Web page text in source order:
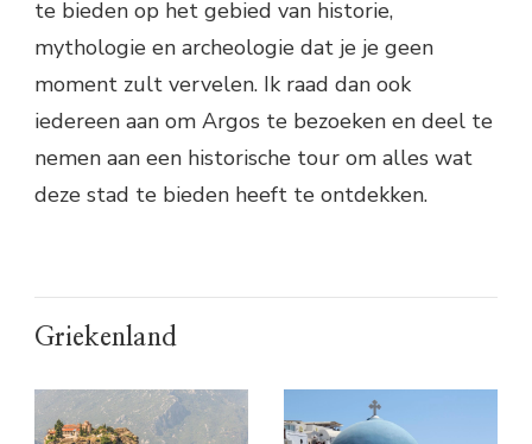
te bieden op het gebied van historie,
mythologie en archeologie dat je je geen
moment zult vervelen. Ik raad dan ook
iedereen aan om Argos te bezoeken en deel te
nemen aan een historische tour om alles wat
deze stad te bieden heeft te ontdekken.
Griekenland